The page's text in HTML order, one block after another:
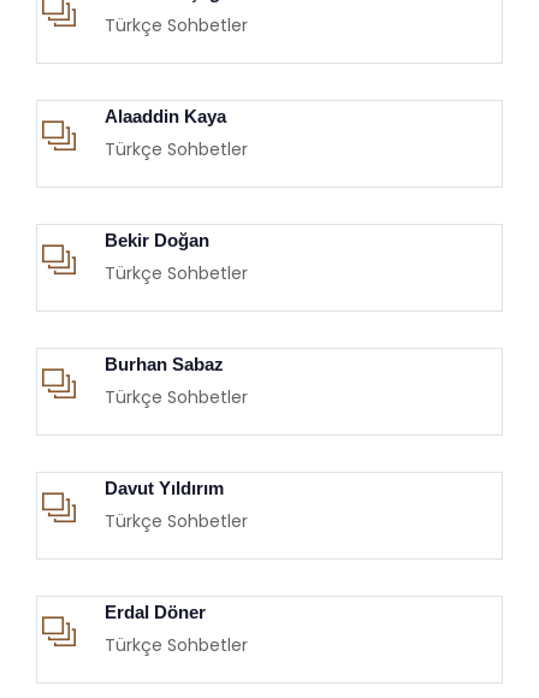
Türkçe Sohbetler
Alaaddin Kaya
Türkçe Sohbetler
Bekir Doğan
Türkçe Sohbetler
Burhan Sabaz
Türkçe Sohbetler
Davut Yıldırım
Türkçe Sohbetler
Erdal Döner
Türkçe Sohbetler